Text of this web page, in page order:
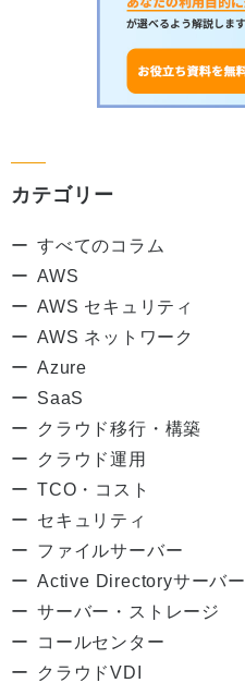
カテゴリー
すべてのコラム
AWS
AWS セキュリティ
AWS ネットワーク
Azure
SaaS
クラウド移行・構築
クラウド運用
TCO・コスト
セキュリティ
ファイルサーバー
Active Directoryサーバー
サーバー・ストレージ
コールセンター
クラウドVDI